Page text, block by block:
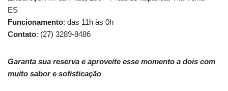
ES
Funcionamento: das 11h às 0h
Contato: (27) 3289-8486
Garanta sua reserva e aproveite esse momento a dois com
muito sabor e sofisticação